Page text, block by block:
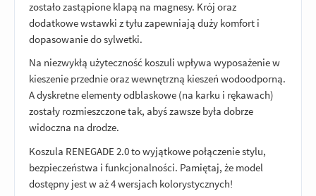
zostało zastąpione klapą na magnesy. Krój oraz
dodatkowe wstawki z tyłu zapewniają duży komfort i
dopasowanie do sylwetki.
Na niezwykłą użyteczność koszuli wpływa wyposażenie w
kieszenie przednie oraz wewnętrzną kieszeń wodoodporną.
A dyskretne elementy odblaskowe (na karku i rękawach)
zostały rozmieszczone tak, abyś zawsze była dobrze
widoczna na drodze.
Koszula RENEGADE 2.0 to wyjątkowe połączenie stylu,
bezpieczeństwa i funkcjonalności. Pamiętaj, że model
dostępny jest w aż 4 wersjach kolorystycznych!